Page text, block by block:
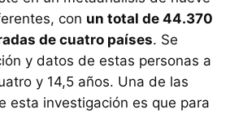
con un total de 44.370
de cuatro países. Se
y datos de estas personas a
y 14,5 años. Una de las
esta investigación es que para